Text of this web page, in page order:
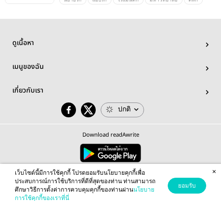
ดูเนื้อหา
เมนูของฉัน
เกี่ยวกับเรา
ปกติ
Download readAwrite
© 2026 readAwrite.com by MEB Corporation Public Company Limited
This site is protected by reCAPTCHA and the Google Privacy Policy Terms of Serviceapply.
เว็บไซต์นี้มีการใช้คุกกี้ โปรดยอมรับนโยบายคุกกี้เพื่อ
ประสบการณ์การใช้บริการที่ดีที่สุดของท่าน ท่านสามารถ
ศึกษาวิธีการตั้งค่าการควบคุมคุกกี้ของท่านผ่านนโยบาย
การใช้คุกกี้ของเราที่นี่
ยอมรับ
×